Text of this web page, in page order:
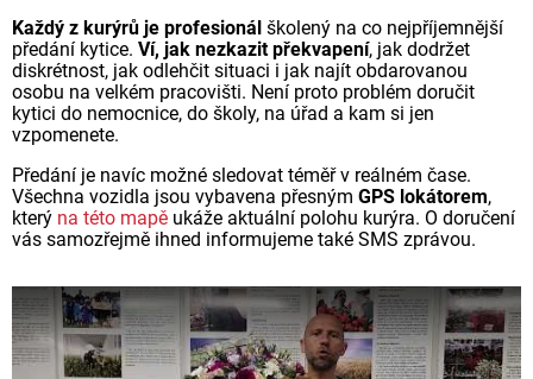
Každý z kurýrů je profesionál školený na co nejpříjemnější
předání kytice. Ví, jak nezkazit překvapení, jak dodržet
diskrétnost, jak odlehčit situaci i jak najít obdarovanou
osobu na velkém pracovišti. Není proto problém doručit
kytici do nemocnice, do školy, na úřad a kam si jen
vzpomenete.
Předání je navíc možné sledovat téměř v reálném čase.
Všechna vozidla jsou vybavena přesným GPS lokátorem,
který na této mapě ukáže aktuální polohu kurýra. O doručení
vás samozřejmě ihned informujeme také SMS zprávou.